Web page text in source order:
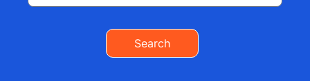
Search